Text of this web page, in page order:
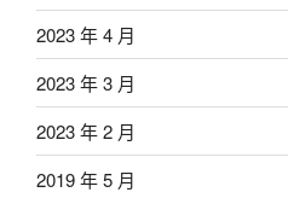
2023 年 4 月
2023 年 3 月
2023 年 2 月
2019 年 5 月